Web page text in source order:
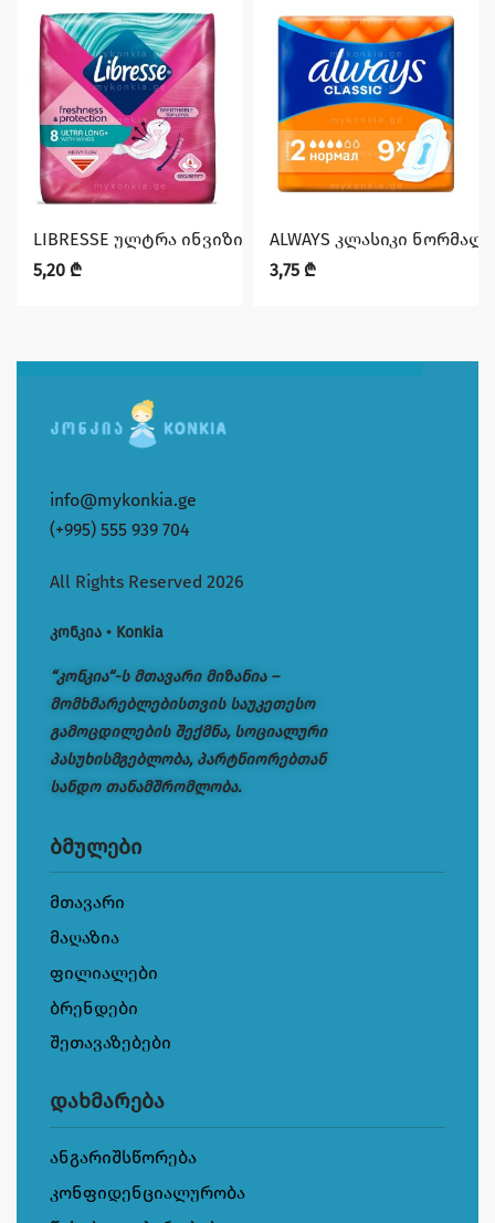
LIBRESSE ულტრა ინვიზიბლ სუპერი 8 ც
5,20 ₾
ALWAYS კლასიკი
3,75 ₾
info@mykonkia.ge
(+995) 555 939 704
All Rights Reserved 2026
კონკია • Konkia
“კონკია“-ს მთავარი მიზანია –
მომხმარებლებისთვის საუკეთესო
გამოცდილების შექმნა, სოციალური
პასუხისმგებლობა, პარტნიორებთან
სანდო თანამშრომლობა.
ბმულები
მთავარი
მაღაზია
ფილიალები
ბრენდები
შეთავაზებები
დახმარება
ანგარიშსწორება
კონფიდენციალურობა